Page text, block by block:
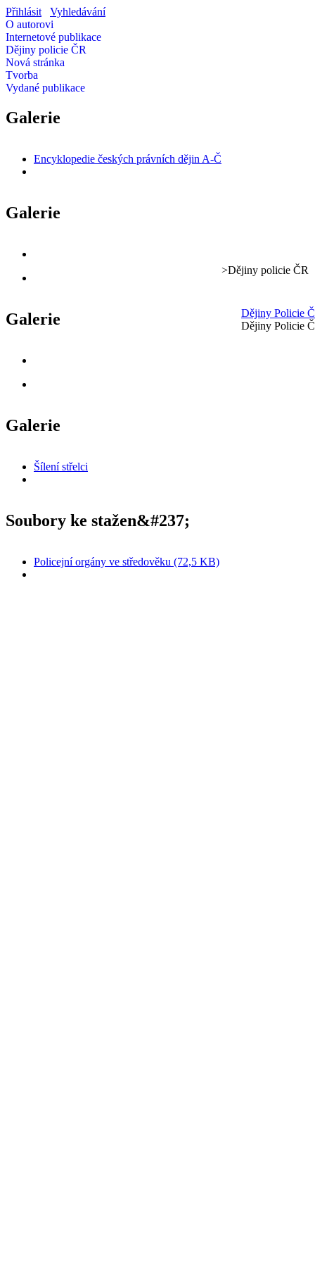
Přihlásit
Vyhledávání
O autorovi
Internetové publikace
Dějiny policie ČR
Nová stránka
Tvorba
Vydané publikace
Galerie
Encyklopedie českých právních dějin A-Č
Galerie
Galerie
Galerie
Šílení střelci
Soubory ke stažen&#237;
Policejní orgány ve středověku (72,5 KB)
>Dějiny policie ČR
Dějiny Policie
Dějiny Policie